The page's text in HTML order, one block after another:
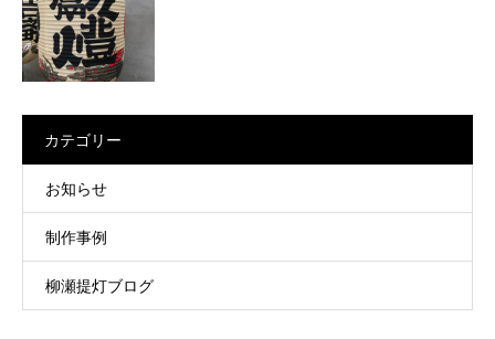
カテゴリー
お知らせ
制作事例
柳瀬提灯ブログ